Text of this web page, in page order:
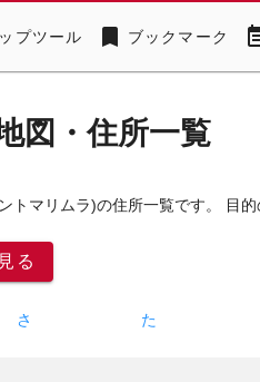
プツール bookmark ブックマーク
図・住所一覧
トマリムラ)の住所一覧です。 目的
る
さ た